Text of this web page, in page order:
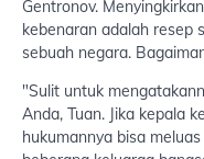
Gentronov.
kebenaran adalah resep
sebuah negara.
"Sulit untuk
Anda, Tuan. Jika kepala
hukumannya bisa